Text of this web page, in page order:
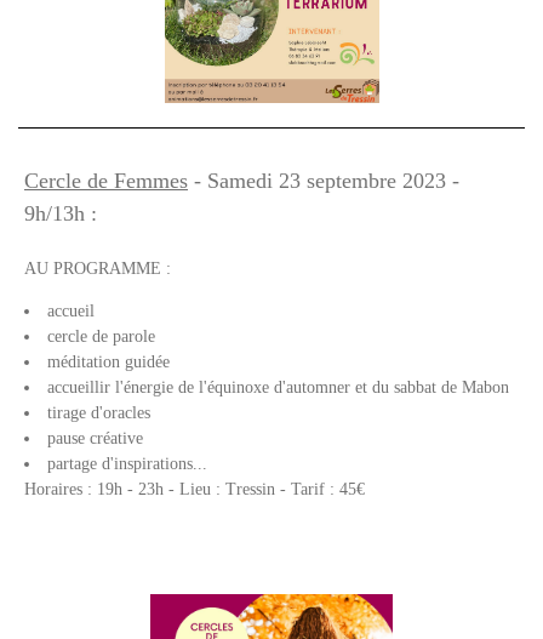
Cercle de Femmes - Samedi 23 septembre 2023 -
9h/13h :
AU PROGRAMME :
accueil
cercle de parole
méditation guidée
accueillir l'énergie de l'équinoxe d'automner et du sabbat de Mabon
tirage d'oracles
pause créative
partage d'inspirations...
Horaires : 19h - 23h - Lieu : Tressin - Tarif : 45€